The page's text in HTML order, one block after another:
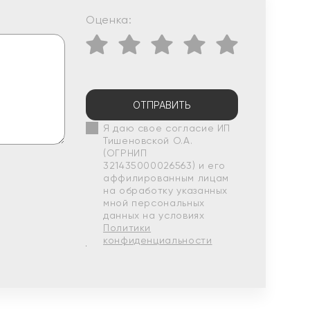
Оценка:
ОТПРАВИТЬ
Я даю свое согласие ИП
Тишеновской О.А.
(ОГРНИП
321435000026563) и его
аффилированным лицам
на обработку указанных
мной персональных
данных на условиях
Политики
конфиденциальности